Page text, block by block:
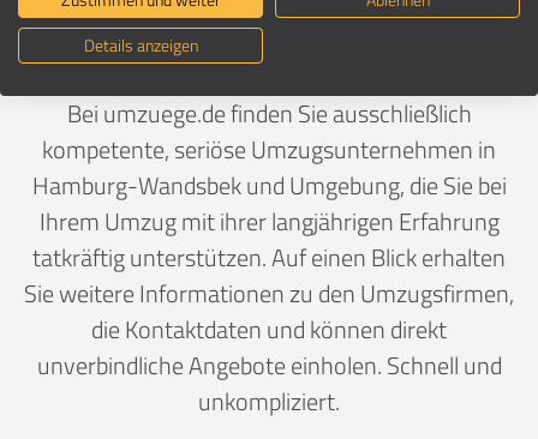
Deutschland>Hamburg>Hamburg, Stadt
Bei umzuege.de finden Sie ausschließlich
kompetente, seriöse Umzugsunternehmen in
Hamburg-Wandsbek und Umgebung, die Sie bei
Ihrem Umzug mit ihrer langjährigen Erfahrung
tatkräftig unterstützen. Auf einen Blick erhalten
Sie weitere Informationen zu den Umzugsfirmen,
die Kontaktdaten und können direkt
unverbindliche Angebote einholen. Schnell und
unkompliziert.
Details anzeigen